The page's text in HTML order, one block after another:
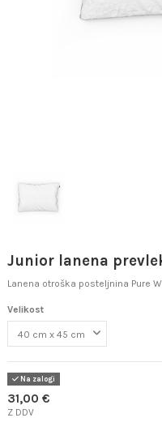
Junior lanena
Lanena otroška posteljnina Pure
Velikost
Na zalogi
31,00 €
Z DDV